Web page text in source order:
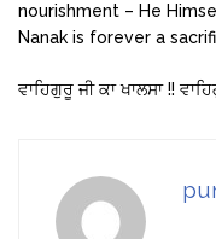
nourishment – He
Nanak is forever a
ਵਾਹਿਗੁਰੂ ਜੀ ਕਾ ਖਾਲਸਾ !!